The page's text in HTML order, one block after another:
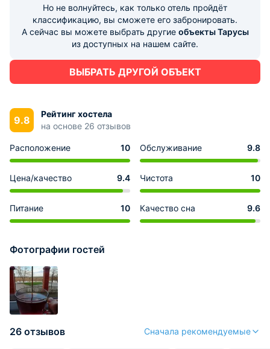
Но не волнуйтесь, как только отель пройдёт
классификацию, вы сможете его забронировать.
А сейчас вы можете выбрать другие объекты Тарусы
из доступных на нашем сайте.
ВЫБРАТЬ ДРУГОЙ ОБЪЕКТ
9.8
Рейтинг хостела
на основе 26 отзывов
Расположение 10 Обслуживание 9.8
Цена/качество 9.4 Чистота 10
Питание 10 Качество сна 9.6
Фотографии гостей
26 отзывов Сначала рекомендуемые